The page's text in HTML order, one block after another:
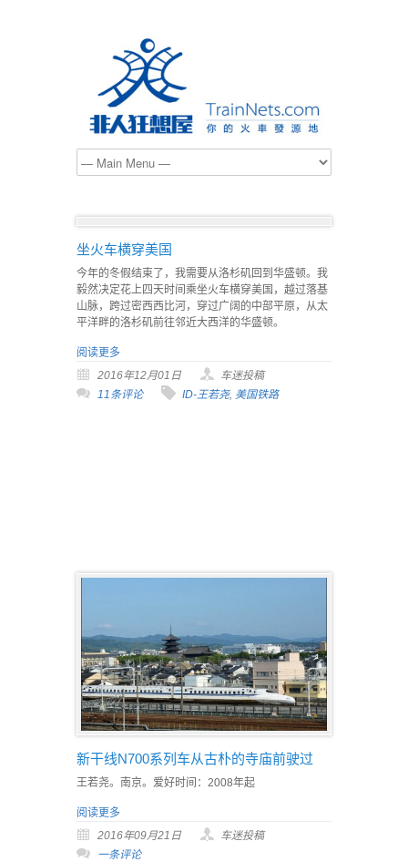
坐火车横穿美国
今年的冬假结束了，我需要从洛杉矶回到华盛顿。我
毅然决定花上四天时间乘坐火车横穿美国，越过落基
山脉，跨过密西西比河，穿过广阔的中部平原，从太
平洋畔的洛杉矶前往邻近大西洋的华盛顿。
阅读更多
2016年12月01日
车迷投稿
11条评论
ID-王若尧, 美国铁路
新干线N700系列车从古朴的寺庙前驶过
王若尧。南京。爱好时间：2008年起
阅读更多
2016年09月21日
车迷投稿
一条评论